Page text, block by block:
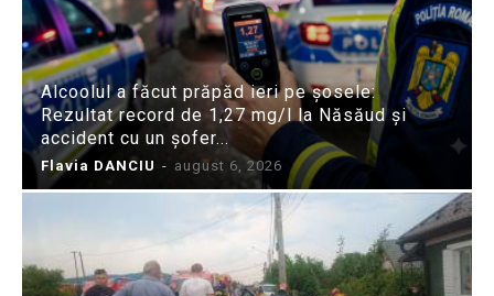
Alcoolul a făcut prăpăd ieri pe șosele:
Rezultat record de 1,27 mg/l la Năsăud și
accident cu un șofer...
Flavia DANCIU - august 6, 2026